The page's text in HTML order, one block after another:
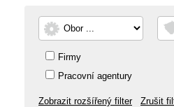
Firmy
Pracovní agentury
Zobrazit rozšířený filter Zrušit